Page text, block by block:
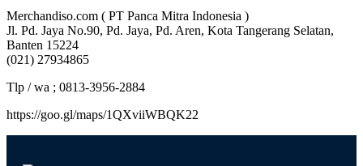
Merchandiso.com ( PT Panca Mitra Indonesia )
Jl. Pd. Jaya No.90, Pd. Jaya, Pd. Aren, Kota Tangerang Selatan,
Banten 15224
(021) 27934865
Tlp / wa ; 0813-3956-2884
https://goo.gl/maps/1QXviiWBQK22